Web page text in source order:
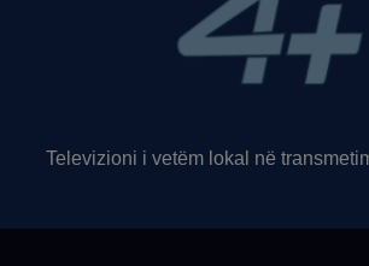
Televizioni i vetëm lokal në